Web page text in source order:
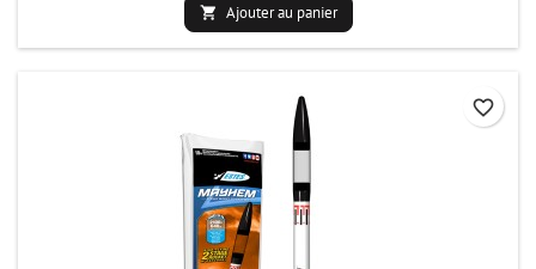
 Ajouter au panier
favorite_border